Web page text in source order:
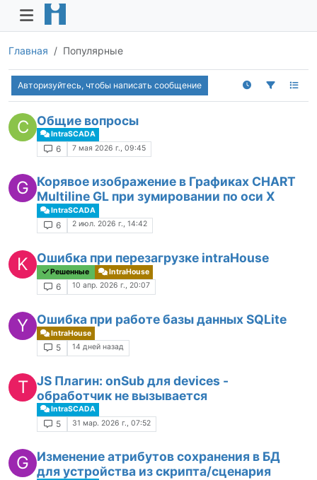
Главная Популярные
Авторизуйтесь, чтобы написать сообщение
C Общие вопросы
IntraSCADA
6 7 мая 2026 г., 09:45
G
Корявое изображение в Графиках CHART
Multiline GL при зумировании по оси Х
IntraSCADA
6 2 июл. 2026 г., 14:42
K Ошибка при перезагрузке intraHouse
Решенные IntraHouse
6 10 апр. 2026 г., 20:07
Y Ошибка при работе базы данных SQLite
IntraHouse
5 14 дней назад
T JS Плагин: onSub для devices -
обработчик не вызывается
IntraSCADA
5 31 мар. 2026 г., 07:52
G
Изменение атрибутов сохранения в БД
для устройства из скрипта/сценария